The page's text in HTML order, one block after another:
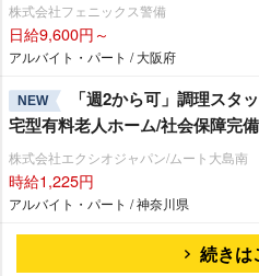
株式会社フェニックス警備
日給9,600円～
アルバイト・パート / 大阪府
NEW
「週2から可」調理スタ
宅型有料老人ホーム/社会保障完備
株式会社エクシオジャパン/ムート大島南
時給1,225円
アルバイト・パート / 神奈川県
続きは